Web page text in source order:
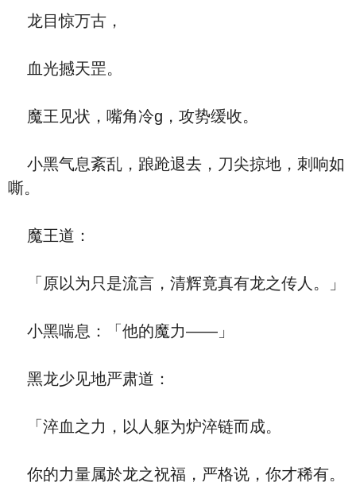
龙目惊万古，
血光撼天罡。
魔王见状，嘴角冷g，攻势缓收。
小黑气息紊乱，踉跄退去，刀尖掠地，刺响如
嘶。
魔王道：
「原以为只是流言，清辉竟真有龙之传人。」
小黑喘息：「他的魔力——」
黑龙少见地严肃道：
「淬血之力，以人躯为炉淬链而成。
你的力量属於龙之祝福，严格说，你才稀有。